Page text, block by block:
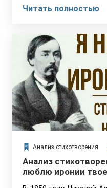
Читать полностью
Анализ стихотворения
Анализ
люблю иронии